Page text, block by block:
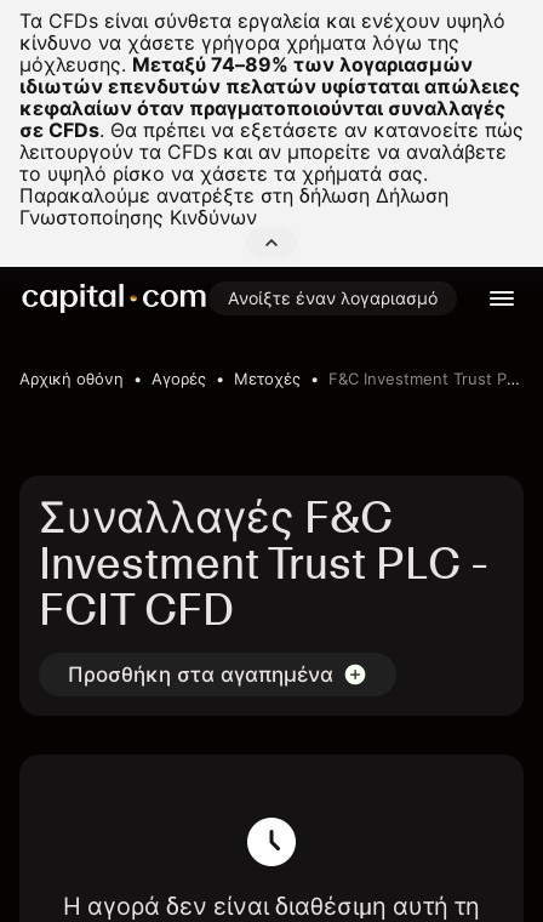
Τα CFDs είναι σύνθετα εργαλεία και ενέχουν υψηλό
κίνδυνο να χάσετε γρήγορα χρήματα λόγω της
μόχλευσης. Μεταξύ 74–89% των λογαριασμών
ιδιωτών επενδυτών πελατών υφίσταται απώλειες
κεφαλαίων όταν πραγματοποιούνται συναλλαγές
σε CFDs. Θα πρέπει να εξετάσετε αν κατανοείτε πώς
λειτουργούν τα CFDs και αν μπορείτε να αναλάβετε
το υψηλό ρίσκο να χάσετε τα χρήματά σας.
Παρακαλούμε ανατρέξτε στη δήλωση Δήλωση
Γνωστοποίησης Κινδύνων
Ανοίξτε έναν λογαριασμό
Αρχική οθόνη Αγορές Μετοχές F&C Investment Trust PLC
Συναλλαγές F&C
Investment Trust PLC -
FCIT CFD
Προσθήκη στα αγαπημένα
Η αγορά δεν είναι διαθέσιμη αυτή τη